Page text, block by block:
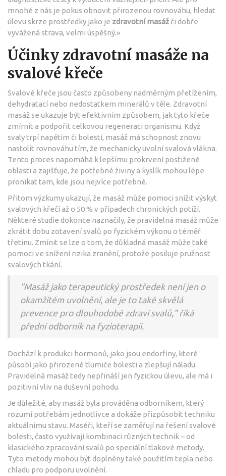
mnohé z nás je pokus obnovit přirozenou rovnováhu, hledat
úlevu skrze prostředky jako je zdravotní masáž či dobře
vyvážená strava, velmi úspěšný.»
Účinky zdravotní masáže na
svalové křeče
Svalové křeče jsou často způsobeny nadměrným přetížením,
dehydratací nebo nedostatkem minerálů v těle. Zdravotní
masáž se ukazuje být efektivním způsobem, jak tyto křeče
zmírnit a podpořit celkovou regeneraci organismu. Když
svaly trpí napětím či bolestí, masáž má schopnost znovu
nastolit rovnováhu tím, že mechanicky uvolní svalová vlákna.
Tento proces napomáhá k lepšímu prokrvení postižené
oblasti a zajišťuje, že potřebné živiny a kyslík mohou lépe
pronikat tam, kde jsou nejvíce potřebné.
Přitom výzkumy ukazují, že masáž může pomoci snížit výskyt
svalových křečí až o 50 % v případech chronických potíží.
Některé studie dokonce naznačily, že pravidelná masáž může
zkrátit dobu zotavení svalů po fyzickém výkonu o téměř
třetinu. Zmínit se lze o tom, že důkladná masáž může také
pomoci ve snížení rizika zranění, protože posiluje pružnost
svalových tkání.
"Masáž jako terapeutický prostředek není jen o
okamžitém uvolnění, ale je to také skvělá
prevence pro dlouhodobé zdraví svalů," říká
přední odborník na fyzioterapii.
Dochází k produkci hormonů, jako jsou endorfiny, které
působí jako přirozené tlumiče bolesti a zlepšují náladu.
Pravidelná masáž tedy nepřináší jen fyzickou úlevu, ale má i
pozitivní vliv na duševní pohodu.
Je důležité, aby masáž byla prováděna odborníkem, který
rozumí potřebám jednotlivce a dokáže přizpůsobit techniku
aktuálnímu stavu. Maséři, kteří se zaměřují na řešení svalové
bolesti, často využívají kombinaci různých technik – od
klasického zpracování svalů po speciální tlakové metody.
Tyto metody mohou být doplněny také použitím tepla nebo
chladu pro podporu uvolnění.